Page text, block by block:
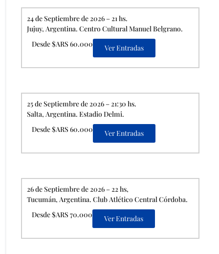
24 de Septiembre de 2026 – 21 hs.
Jujuy, Argentina. Centro Cultural Manuel Belgrano.
Desde $ARS 60.000
Ver Entradas
25 de Septiembre de 2026 – 21:30 hs.
Salta, Argentina. Estadio Delmi.
Desde $ARS 60.000
Ver Entradas
26 de Septiembre de 2026 – 22 hs,
Tucumán, Argentina. Club Atlético Central Córdoba.
Desde $ARS 70.000
Ver Entradas